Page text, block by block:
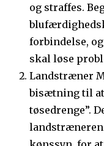
og straffes.
forbindelse,
skal løse
Landstræner
bisætning til at
tøsedrenge”.